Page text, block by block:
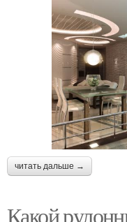
читать дальше →
Какой